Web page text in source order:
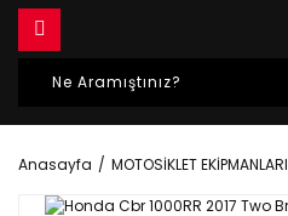
Anasayfa MOTOSİKLET EKİPMANLARI